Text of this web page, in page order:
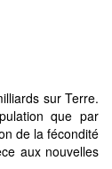
sur Terre.
que par
de la fécondité
aux nouvelles